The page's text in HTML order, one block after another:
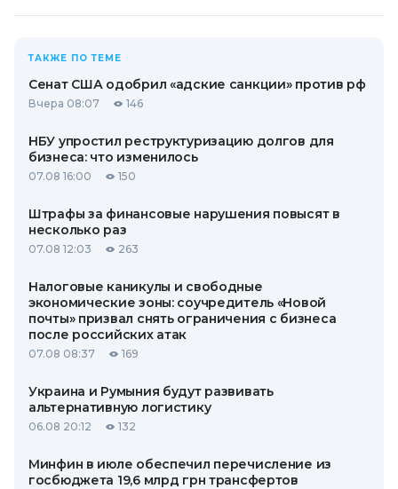
ТАКЖЕ ПО ТЕМЕ
Сенат США одобрил «адские санкции» против рф
Вчера 08:07 146
НБУ упростил реструктуризацию долгов для
бизнеса: что изменилось
07.08 16:00 150
Штрафы за финансовые нарушения повысят в
несколько раз
07.08 12:03 263
Налоговые каникулы и свободные
экономические зоны: соучредитель «Новой
почты» призвал снять ограничения с бизнеса
после российских атак
07.08 08:37 169
Украина и Румыния будут развивать
альтернативную логистику
06.08 20:12 132
Минфин в июле обеспечил перечисление из
госбюджета 19,6 млрд грн трансфертов